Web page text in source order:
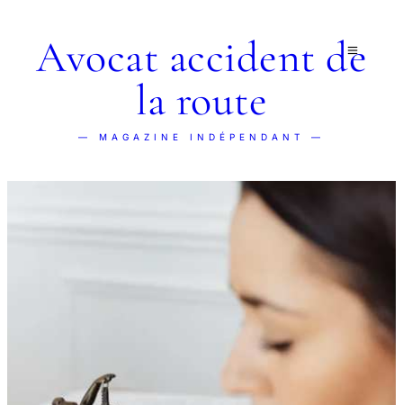
Avocat accident de
la route
— MAGAZINE INDÉPENDANT —